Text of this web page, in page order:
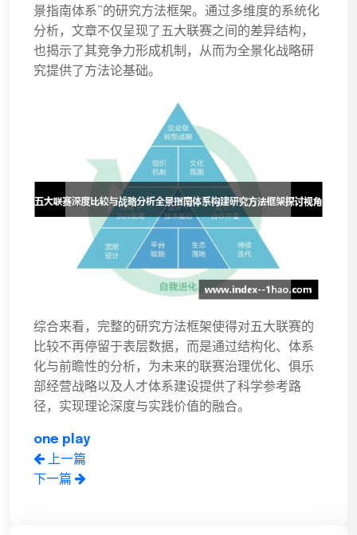
景指南体系”的研究方法框架。通过多维度的系统化
分析，文章不仅呈现了五大联赛之间的差异结构，
也揭示了其竞争力形成机制，从而为全景化战略研
究提供了方法论基础。
综合来看，完整的研究方法框架使得对五大联赛的
比较不再停留于表层数据，而是通过结构化、体系
化与前瞻性的分析，为未来的联赛治理优化、俱乐
部经营战略以及人才体系建设提供了科学参考路
径，实现理论深度与实践价值的融合。
one play
上一篇
下一篇